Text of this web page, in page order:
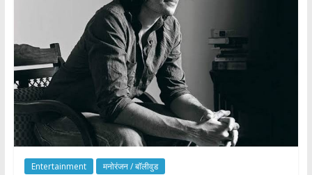
Entertainment मनोरंजन / बाॅलीवुड